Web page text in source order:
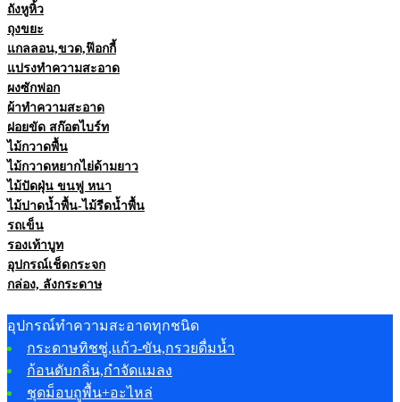
ถังหูหิ้ว
ถุงขยะ
แกลลอน,ขวด,ฟ๊อกกี้
แปรงทำความสะอาด
ผงซักฟอก
ผ้าทำความสะอาด
ฝอยขัด สก๊อตไบร์ท
ไม้กวาดพื้น
ไม้กวาดหยากไย่ด้ามยาว
ไม้ปัดฝุ่น ขนฟู หนา
ไม้ปาดน้ำพื้น-ไม้รีดน้ำพื้น
รถเข็น
รองเท้าบูท
อุปกรณ์เช็ดกระจก
กล่อง, ลังกระดาษ
อุปกรณ์ทำความสะอาดทุกชนิด
กระดาษทิชชู่,แก้ว-ขัน,กรวยดื่มน้ำ
ก้อนดับกลิ่น,กำจัดแมลง
ชุดม็อบถูพื้น+อะไหล่